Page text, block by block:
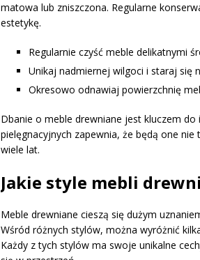
matowa lub zniszczona. Regularne
estetykę.
Regularnie czyść meble delikatnymi
Unikaj nadmiernej wilgoci i staraj się
Okresowo odnawiaj powierzchnię
Dbanie o meble drewniane jest kluczem
pielęgnacyjnych zapewnia, że będą one
wiele lat.
Jakie style mebli
Meble drewniane cieszą się dużym
Wśród różnych stylów, można wyróżnić
Każdy z tych stylów ma swoje unikalne